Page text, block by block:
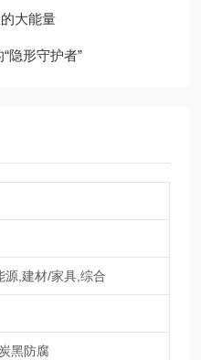
大能量
隐形守护者”
源,建材/家具,综合
黑防腐